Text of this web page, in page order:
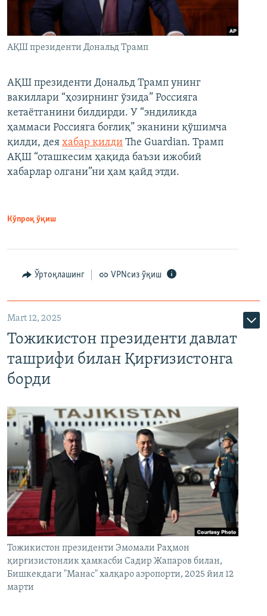
АҚШ президенти Дональд Трамп
АҚШ президенти Дональд Трамп унинг
вакиллари “ҳозирнинг ўзида” Россияга
кетаётганини билдирди. У “эндиликда
ҳаммаси Россияга боғлиқ” эканини қўшимча
қилди, дея хабар қилди The Guardian. Трамп
АҚШ “оташкесим ҳақида баъзи ижобий
хабарлар олгани”ни ҳам қайд этди.
Кўпроқ ўқиш
Ўртоқлашинг VPNсиз ўқиш
Mart 12, 2025
Тожикистон президенти давлат
ташрифи билан Қирғизистонга
борди
Тожикистон президенти Эмомали Раҳмон
қирғизистонлик ҳамкасби Садир Жапаров билан,
Бишкекдаги "Манас" халқаро аэропорти, 2025 йил 12
марти